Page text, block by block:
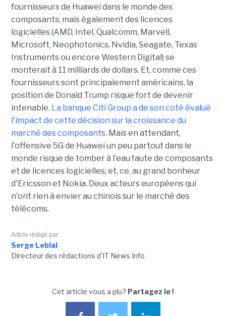
fournisseurs de Huawei dans le monde des
composants, mais également des licences
logicielles(AMD, Intel, Qualcomm, Marvell ,
Microsoft, Neophotonics, Nvidia, Seagate, Texas
Instruments ou encore Western Digital) se
monterait à 11 milliards de dollars. Et, comme ces
fournisseurs sont principalement américains, la
position de Donald Trump risque fort de devenir
intenable. La banque Citi Group a de son coté évalué
l'impact de cette décision sur la croissance du
marché des composants. Mais en attendant,
l'offensive 5G de Huawei un peu partout dans le
monde risque de tomber à l'eau faute de composants
et de licences logicielles, et, ce, au grand bonheur
d'Ericsson et Nokia. Deux acteurs européens qui
n'ont rien à envier au chinois sur le marché des
télécoms.
Article rédigé par
Serge Leblal
Directeur des rédactions d'IT News Info
Cet article vous a plu? Partagez le !